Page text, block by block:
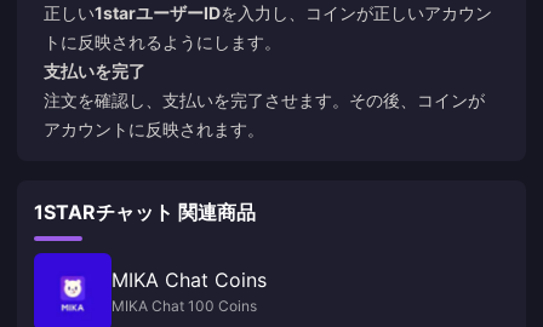
正しい1starユーザーIDを入力し、コインが正しいアカウン
トに反映されるようにします。
支払いを完了
注文を確認し、支払いを完了させます。その後、コインが
アカウントに反映されます。
1STARチャット 関連商品
MIKA Chat Coins
MIKA Chat 100 Coins